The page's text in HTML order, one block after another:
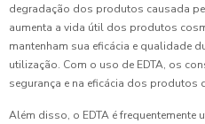
degradação dos produtos causada
aumenta a vida útil dos produtos
mantenham sua eficácia e qualidade
utilização. Com o uso de EDTA, os
segurança e na eficácia dos produtos
Além disso, o EDTA é